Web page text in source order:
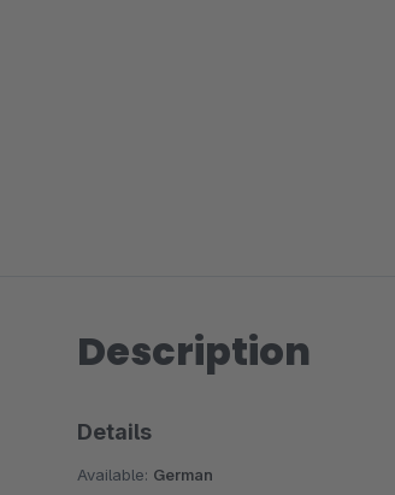
Description
Details
Available: German